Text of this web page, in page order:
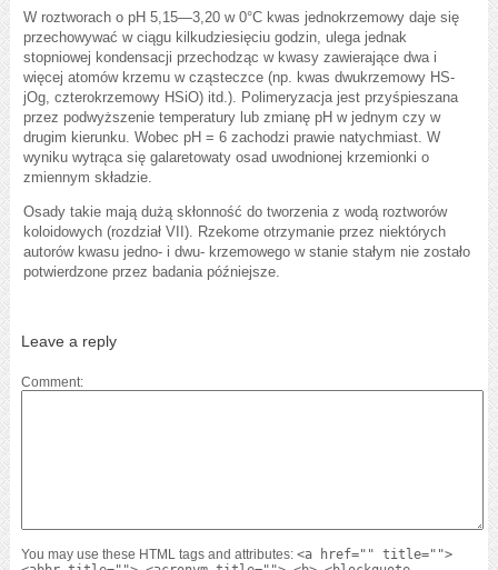
W roztworach o pH 5,15—3,20 w 0°C kwas jednokrzemowy daje się
przechowywać w ciągu kilkudziesięciu godzin, ulega jednak
stopniowej kondensacji przechodząc w kwasy zawierające dwa i
więcej atomów krzemu w cząsteczce (np. kwas dwukrzemowy HS-
jOg, czterokrzemowy HSiO) itd.). Polimeryzacja jest przyśpieszana
przez podwyższenie temperatury lub zmianę pH w jednym czy w
drugim kierunku. Wobec pH = 6 zachodzi prawie natychmiast. W
wyniku wytrąca się galaretowaty osad uwodnionej krzemionki o
zmiennym składzie.
Osady takie mają dużą skłonność do tworzenia z wodą roztworów
koloidowych (rozdział VII). Rzekome otrzymanie przez niektórych
autorów kwasu jedno- i dwu- krzemowego w stanie stałym nie zostało
potwierdzone przez badania późniejsze.
Leave a reply
Comment
You may use these HTML tags and attributes: <a href="" title="">